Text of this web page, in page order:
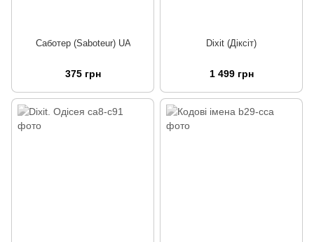
Саботер (Saboteur) UA
375 грн
Dixit (Діксіт)
1 499 грн